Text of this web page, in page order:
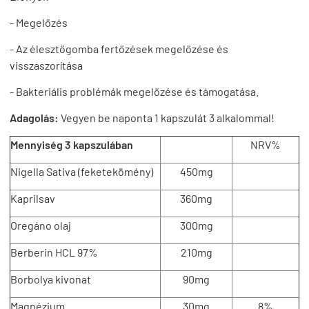
- Megelőzés
- Az élesztőgomba fertőzések megelőzése és
visszaszorítása
- Bakteriális problémák megelőzése és támogatása.
Adagolás: Vegyen be naponta 1 kapszulát 3 alkalommal!
Mennyiség 3 kapszulában NRV%
Nigella Sativa (feketekömény) 450mg
Kaprilsav 360mg
Oregáno olaj 300mg
Berberin HCL 97% 210mg
Borbolya kivonat 90mg
Magnézium 30mg 8%